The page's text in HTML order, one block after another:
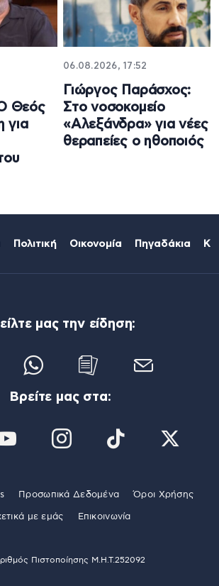
Θεός
για
06.08.2026, 17:52
Γιώργος Παράσχος:
Στο νοσοκομείο
«Αλεξάνδρα» για νέες
θεραπείες ο ηθοποιός
Πολιτική Οικονομία Πηγαδάκια
μας την είδηση:
Βρείτε μας στα:
Προσωπικά Δεδομένα Όροι Χρήσης
με εμάς Επικοινωνία
Πιστοποίησης Μ.Η.Τ.252092